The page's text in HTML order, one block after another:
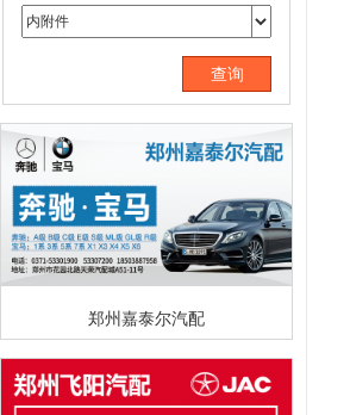
查询
郑州嘉泰尔汽配